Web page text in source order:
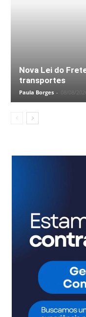
Nova Lei do
transportes
Paula Borges - 08/08/2026